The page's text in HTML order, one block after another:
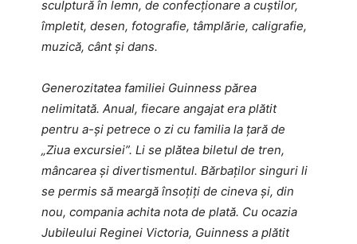
sculptură în lemn, de confecționare a cuștilor,
împletit, desen, fotografie, tâmplărie, caligrafie,
muzică, cânt și dans.
Generozitatea familiei Guinness părea
nelimitată. Anual, fiecare angajat era plătit
pentru a-și petrece o zi cu familia la țară de
„Ziua excursiei”. Li se plătea biletul de tren,
mâncarea și divertismentul. Bărbaților singuri li
se permis să meargă însoțiți de cineva și, din
nou, compania achita nota de plată. Cu ocazia
Jubileului Reginei Victoria, Guinness a plătit